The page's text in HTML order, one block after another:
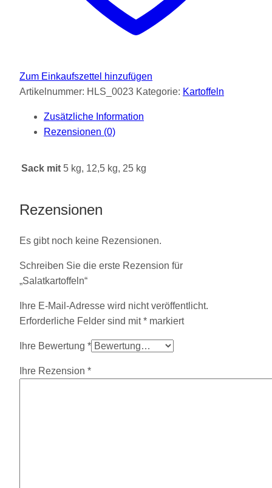
Zum Einkaufszettel hinzufügen
Artikelnummer: HLS_0023 Kategorie: Kartoffeln
Zusätzliche Information
Rezensionen (0)
Sack mit 5 kg, 12,5 kg, 25 kg
Rezensionen
Es gibt noch keine Rezensionen.
Schreiben Sie die erste Rezension für
„Salatkartoffeln“
Ihre E-Mail-Adresse wird nicht veröffentlicht.
Erforderliche Felder sind mit* markiert
Ihre Bewertung *
Ihre Rezension *